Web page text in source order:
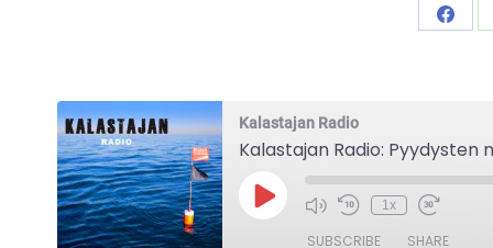
Share
Kalastajan Radio
Kalastajan Radio:
Play
Episode
1x
SUBSCRIBE SHARE